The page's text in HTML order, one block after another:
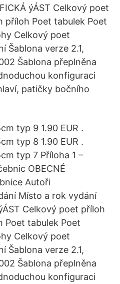
ýÁST Celkový poet
příloh Poet tabulek Poet
Celkový poet
Šablona verze 2.1,
Šablona přeplněna
konfiguraci
patičky bočního
typ 9 1.90 EUR .
typ 8 1.90 EUR .
typ 7 Příloha 1 –
OBECNÉ
Autoři
Místo a rok vydání
Celkový poet příloh
Poet tabulek Poet
Celkový poet
Šablona verze 2.1,
Šablona přeplněna
konfiguraci